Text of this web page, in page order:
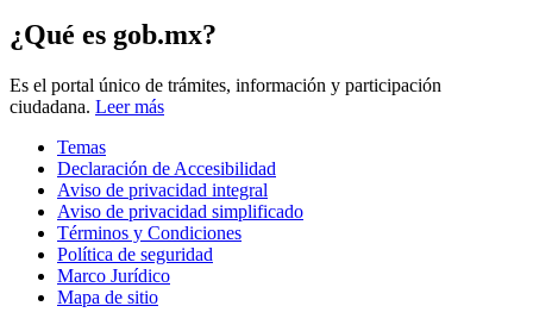
¿Qué es gob.mx?
Es el portal único de trámites, información y participación
ciudadana. Leer más
Temas
Declaración de Accesibilidad
Aviso de privacidad integral
Aviso de privacidad simplificado
Términos y Condiciones
Política de seguridad
Marco Jurídico
Mapa de sitio